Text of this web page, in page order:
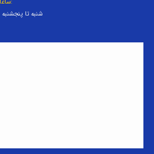
ساعات کاری:
شنبه تا پنجشنبه ۹ صبح الی ۱۹